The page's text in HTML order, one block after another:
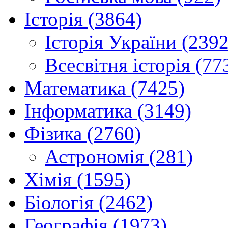
Історія (3864)
Історія України
Всесвітня історія
Математика (7425)
Інформатика (3149)
Фізика (2760)
Астрономія (281)
Хімія (1595)
Біологія (2462)